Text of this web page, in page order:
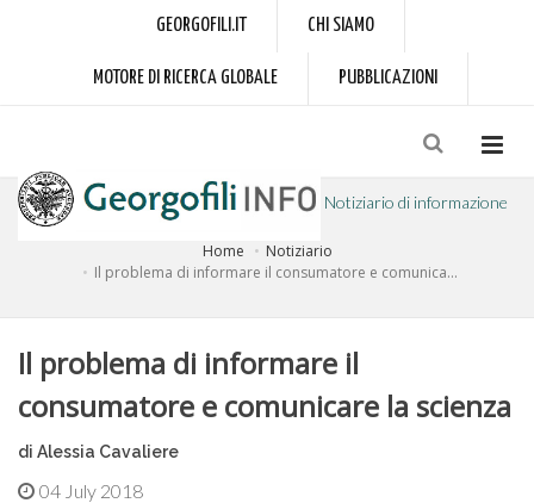
GEORGOFILI.IT CHI SIAMO
MOTORE DI RICERCA GLOBALE PUBBLICAZIONI
Notiziario di informazione
a cura dell'Accademia dei Georgofili
Home
Notiziario
Il problema di informare il consumatore e comunica...
Il problema di informare il
consumatore e comunicare la scienza
di Alessia Cavaliere
04 July 2018